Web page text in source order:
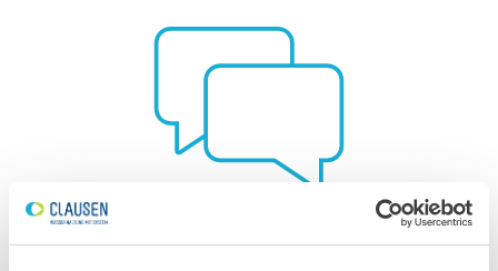
Wie können wir Ihnen helfen?